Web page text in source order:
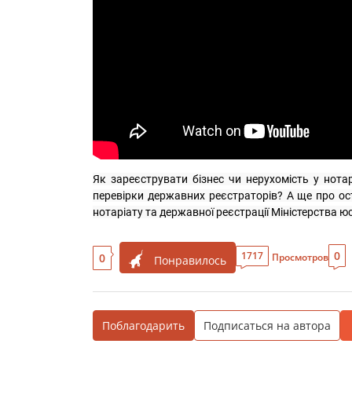
Як зареєструвати бізнес чи нерухомість у
перевірки державних реєстраторів? А ще про
нотаріату та державної реєстрації Міністерства
0 Понравилось 1717 Просмотров 0
Поблагодарить Подписаться на автора